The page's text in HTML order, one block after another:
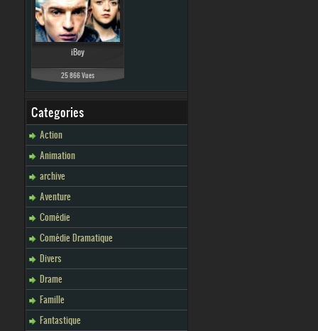
iBoy
25 866 Vues
Categories
Action
Animation
archive
Aventure
Comédie
Comédie Dramatique
Divers
Drame
Famille
Fantastique